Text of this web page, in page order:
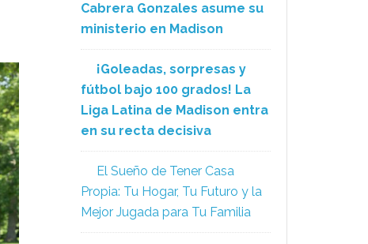
Cabrera Gonzales asume su
ministerio en Madison
¡Goleadas, sorpresas y
fútbol bajo 100 grados! La
Liga Latina de Madison entra
en su recta decisiva
El Sueño de Tener Casa
Propia: Tu Hogar, Tu Futuro y la
Mejor Jugada para Tu Familia